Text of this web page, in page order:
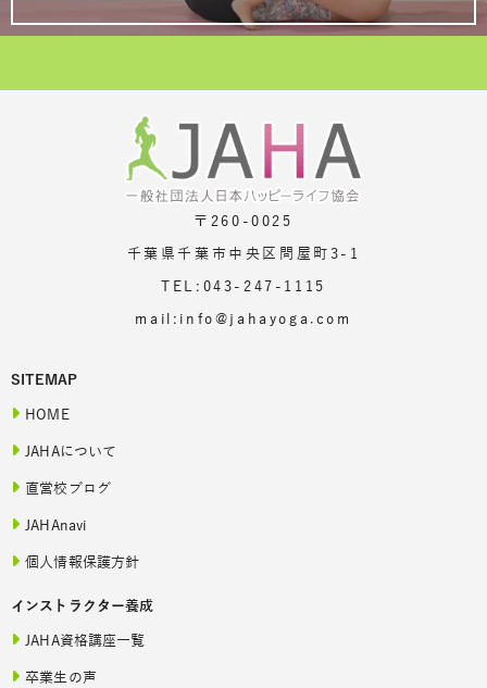
〒260-0025
千葉県千葉市中央区問屋町3-1
TEL:043-247-1115
mail:info@jahayoga.com
SITEMAP
HOME
JAHAについて
直営校ブログ
JAHAnavi
個人情報保護方針
インストラクター養成
JAHA資格講座一覧
卒業生の声